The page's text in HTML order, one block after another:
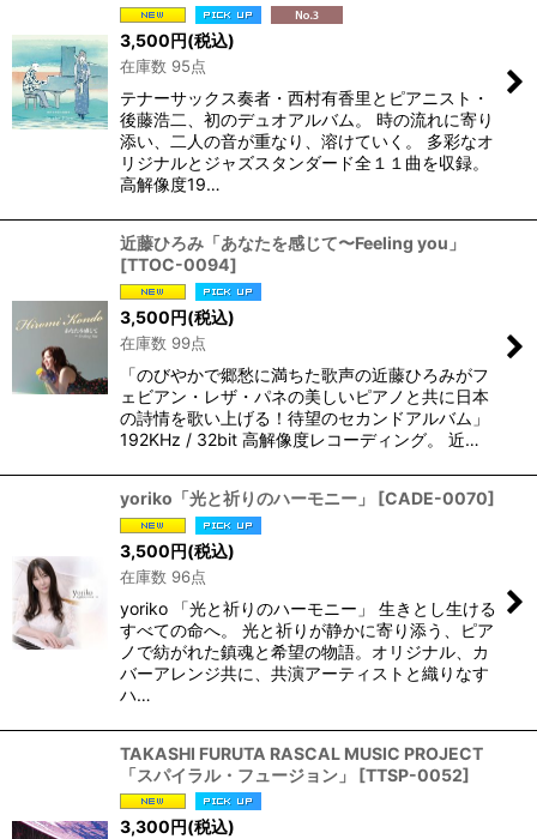
3,500円(税込)
在庫数 95点
テナーサックス奏者・西村有香里とピアニスト・
後藤浩二、初のデュオアルバム。 時の流れに寄り
添い、二人の音が重なり、溶けていく。 多彩なオ
リジナルとジャズスタンダード全１１曲を収録。
高解像度19…
近藤ひろみ「あなたを感じて〜Feeling you」
[TTOC-0094]
3,500円(税込)
在庫数 99点
「のびやかで郷愁に満ちた歌声の近藤ひろみがフ
ェビアン・レザ・パネの美しいピアノと共に日本
の詩情を歌い上げる！待望のセカンドアルバム」
192KHz / 32bit 高解像度レコーディング。 近…
yoriko「光と祈りのハーモニー」 [CADE-0070]
3,500円(税込)
在庫数 96点
yoriko 「光と祈りのハーモニー」 生きとし生ける
すべての命へ。 光と祈りが静かに寄り添う、ピア
ノで紡がれた鎮魂と希望の物語。オリジナル、カ
バーアレンジ共に、共演アーティストと織りなす
ハ…
TAKASHI FURUTA RASCAL MUSIC PROJECT
「スパイラル・フュージョン」
[TTSP-0052]
3,300円(税込)